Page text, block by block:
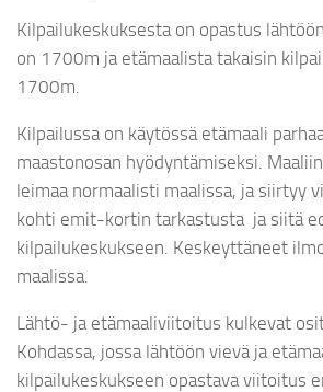
Kilpailukeskuksesta on opastus
on 1700m ja etämaalista takaisin
1700m.
Kilpailussa on käytössä etämaali
maastonosan hyödyntämiseksi.
leimaa normaalisti maalissa, ja siirtyy
kohti emit-kortin tarkastusta ja siitä
kilpailukeskukseen. Keskeyttäneet
maalissa.
Lähtö- ja etämaaliviitoitus kulkevat
Kohdassa, jossa lähtöön vievä ja
kilpailukeskukseen opastava viitoitus